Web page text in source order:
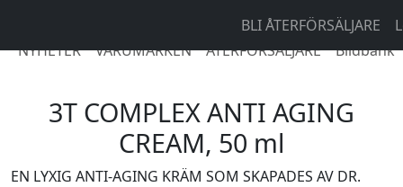
BLI ÅTERFÖRSÄLJARE
NYHETER
VARUMÄRKEN ÅTERFÖRSÄLJARE Bildbank
3T COMPLEX ANTI AGING
CREAM, 50 ml
EN LYXIG ANTI-AGING KRÄM SOM SKAPADES AV DR.